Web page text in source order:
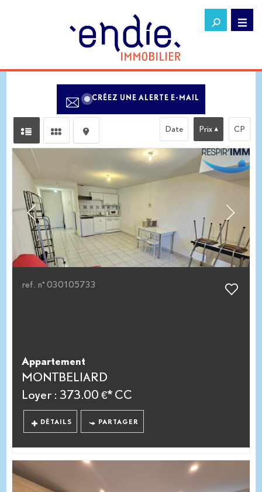
CRÉEZ UNE ALERTE E-MAIL
Date Prix CP
ref. n° 030105733
Appartement
MONTBELIARD
Loyer : 373.00 €* CC
DÉTAILS PARTAGER